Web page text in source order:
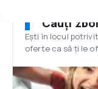
Cauți
Ești în locul
oferte ca să ți le